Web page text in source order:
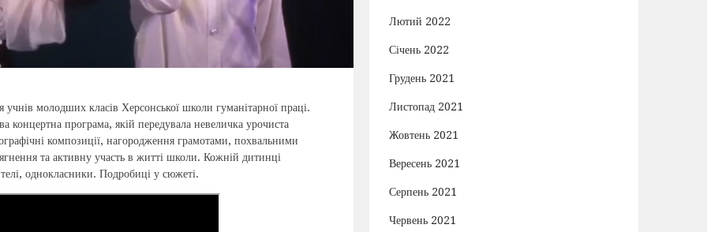
молодших класів Херсонської школи гуманітарної праці.
концертна програма, якій передувала невеличка урочиста
композиції, нагородження грамотами, похвальними
та активну участь в житті школи. Кожній дитинці
однокласники. Подробиці у сюжеті.
Лютий 2022
Січень 2022
Грудень 2021
Листопад 2021
Жовтень 2021
Вересень 2021
Серпень 2021
Червень 2021